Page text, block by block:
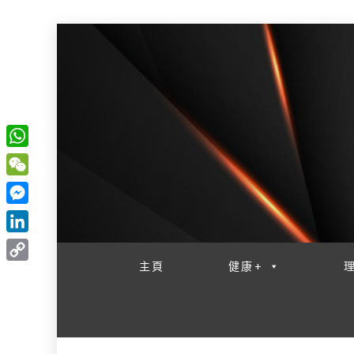
主頁 健康+
W
h
a
t
s
W
e
C
h
M
e
s
L
i